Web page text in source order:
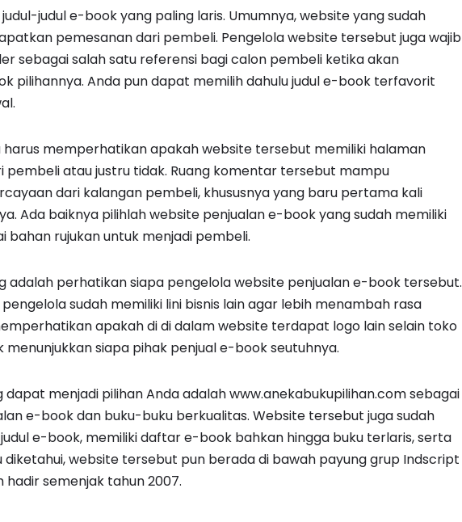
judul e-book yang paling laris. Umumnya, website yang sudah
pemesanan dari pembeli. Pengelola website tersebut juga wajib
sebagai salah satu referensi bagi calon pembeli ketika akan
pilihannya. Anda pun dapat memilih dahulu judul e-book terfavorit
harus memperhatikan apakah website tersebut memiliki halaman
pembeli atau justru tidak. Ruang komentar tersebut mampu
dari kalangan pembeli, khususnya yang baru pertama kali
Ada baiknya pilihlah website penjualan e-book yang sudah memiliki
bahan rujukan untuk menjadi pembeli.
adalah perhatikan siapa pengelola website penjualan e-book tersebut.
sudah memiliki lini bisnis lain agar lebih menambah rasa
apakah di di dalam website terdapat logo lain selain toko
siapa pihak penjual e-book seutuhnya.
dapat menjadi pilihan Anda adalah www.anekabukupilihan.com sebagai
e-book dan buku-buku berkualitas. Website tersebut juga sudah
e-book, memiliki daftar e-book bahkan hingga buku terlaris, serta
website tersebut pun berada di bawah payung grup Indscript
semenjak tahun 2007.